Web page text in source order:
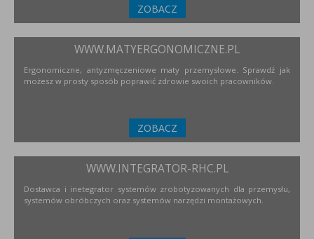
ZOBACZ
WWW.MATYERGONOMICZNE.PL
Ergonomiczne, antyzmęczeniowe maty przemysłowe. Sprawdź jak
możesz w prosty sposób poprawić zdrowie swoich pracowników.
ZOBACZ
WWW.INTEGRATOR-RHC.PL
Dostawca i inetegrator systemów zrobotyzowanych dla przemysłu,
systemów obróbczych oraz systemów narzędzi montażowych.